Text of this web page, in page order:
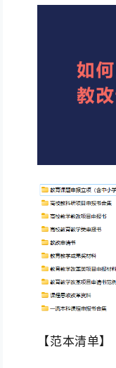
【范本清单】